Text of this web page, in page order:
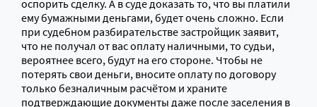
оспорить сделку. А в суде доказать то, что вы платили
ему бумажными деньгами, будет очень сложно. Если
при судебном разбирательстве застройщик заявит,
что не получал от вас оплату наличными, то судьи,
вероятнее всего, будут на его стороне. Чтобы не
потерять свои деньги, вносите оплату по договору
только безналичным расчётом и храните
подтверждающие документы даже после заселения в